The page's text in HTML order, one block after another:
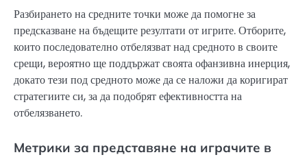
Разбирането на средните точки може да помогне за
предсказване на бъдещите резултати от игрите. Отборите,
които последователно отбелязват над средното в своите
срещи, вероятно ще поддържат своята офанзивна инерция,
докато тези под средното може да се наложи да коригират
стратегиите си, за да подобрят ефективността на
отбелязването.
Метрики за представяне на играчите в